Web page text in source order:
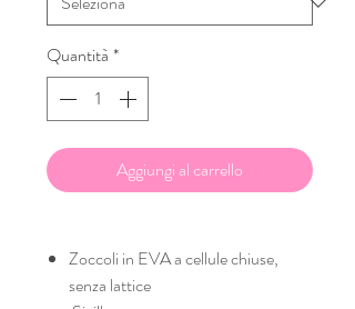
Quantità *
Aggiungi al carrello
Zoccoli in EVA a cellule chiuse,
senza lattice